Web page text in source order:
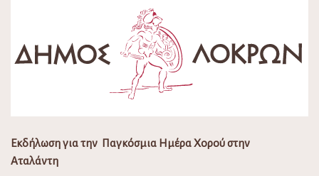
Εκδήλωση για την Παγκόσμια Ημέρα Χορού στην
Αταλάντη